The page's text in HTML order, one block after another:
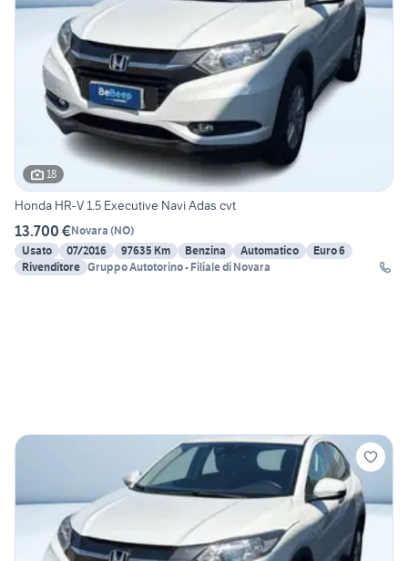
18
Honda HR-V 1.5 Executive Navi Adas cvt
13.700 €Novara (NO)
Usato
07/2016 97635 Km Benzina Automatico
Euro 6
Rivenditore Gruppo Autotorino - Filiale di Novara